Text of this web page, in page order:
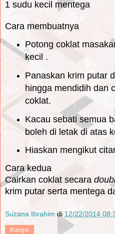
1 sudu kecil mentega
Cara membuatnya
Potong coklat
kecil .
Panaskan krim putar
hingga mendidih dan
coklat.
Kacau sebati semua
boleh di letak di atas
Hiaskan mengikut
Cara kedua
Cairkan coklat secara
krim putar serta mentega
Suzana Ibrahim di12/22/2014
Kongsi